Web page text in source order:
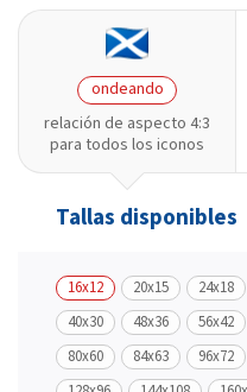
ondeando
relación de aspecto 4:3
para todos los iconos
Tallas disponibles
16x12 20x15 24x18
40x30
48x36 56x42
80x60
84x63 96x72